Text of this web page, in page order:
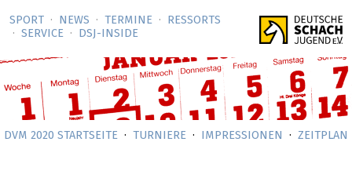
SPORT NEWS TERMINE
RESSORTS
SERVICE
DSJ-­INSIDE
DVM 2020 STARTSEITE TURNIERE IMPRESSIONEN ZEITPLAN